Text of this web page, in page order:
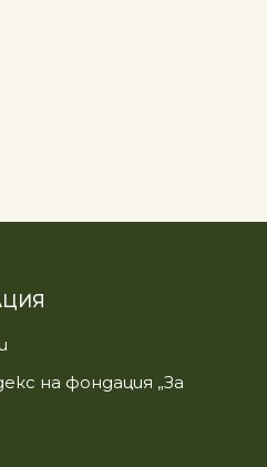
на фондация „За